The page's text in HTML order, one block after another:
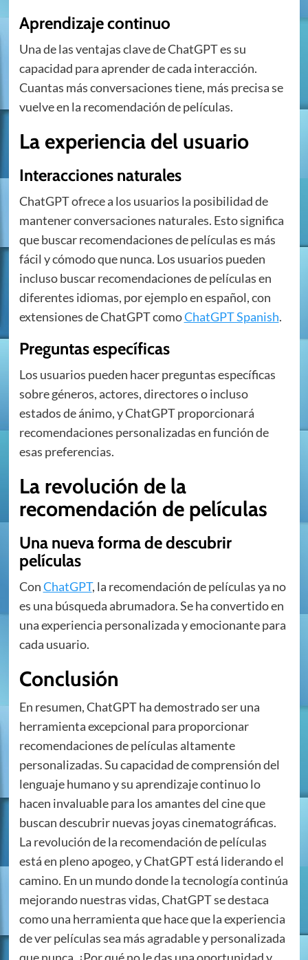
Aprendizaje continuo
Una de las ventajas clave de ChatGPT es su
capacidad para aprender de cada interacción.
Cuantas más conversaciones tiene, más precisa se
vuelve en la recomendación de películas.
La experiencia del usuario
Interacciones naturales
ChatGPT ofrece a los usuarios la posibilidad de
mantener conversaciones naturales. Esto significa
que buscar recomendaciones de películas es más
fácil y cómodo que nunca. Los usuarios pueden
incluso buscar recomendaciones de películas en
diferentes idiomas, por ejemplo en español, con
extensiones de ChatGPT comoChatGPT Spanish.
Preguntas específicas
Los usuarios pueden hacer preguntas específicas
sobre géneros, actores, directores o incluso
estados de ánimo, y ChatGPT proporcionará
recomendaciones personalizadas en función de
esas preferencias.
La revolución de la
recomendación de películas
Una nueva forma de descubrir
películas
ConChatGPT, la recomendación de películas ya no
es una búsqueda abrumadora. Se ha convertido en
una experiencia personalizada y emocionante para
cada usuario.
Conclusión
En resumen, ChatGPT ha demostrado ser una
herramienta excepcional para proporcionar
recomendaciones de películas altamente
personalizadas. Su capacidad de comprensión del
lenguaje humano y su aprendizaje continuo lo
hacen invaluable para los amantes del cine que
buscan descubrir nuevas joyas cinematográficas.
La revolución de la recomendación de películas
está en pleno apogeo, y ChatGPT está liderando el
camino. En un mundo donde la tecnología continúa
mejorando nuestras vidas, ChatGPT se destaca
como una herramienta que hace que la experiencia
de ver películas sea más agradable y personalizada